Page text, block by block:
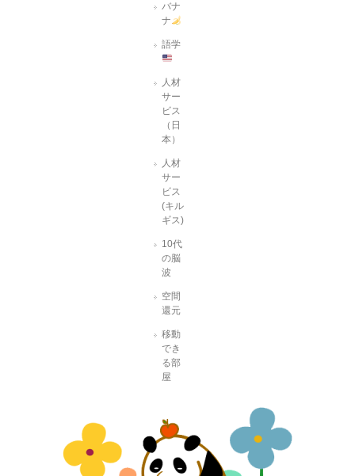
バナ
ナ
語学
人材
サー
ビス
（日
本）
人材
サー
ビス
(キル
ギス)
10代
の脳
波
空間
還元
移動
でき
る部
屋